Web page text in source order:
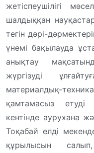
жетіспеушілігі
шалдыққан
тегін дәрі-
үнемі бақылауда
анықтау
жүргізуді
материалдық-
қамтамасыз
кентінде аурухана
Тоқабай елді
құрылысын